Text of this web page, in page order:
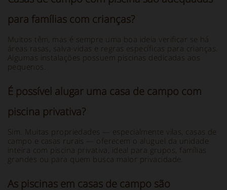
para famílias com crianças?
Muitos têm, mas é sempre uma boa ideia verificar se há
áreas rasas, salva-vidas e regras específicas para crianças.
Algumas instalações possuem piscinas dedicadas aos
pequenos.
É possível alugar uma casa de campo com
piscina privativa?
Sim. Muitas propriedades — especialmente vilas, casas de
campo e casas rurais — oferecem o aluguel da unidade
inteira com piscina privativa, ideal para grupos, famílias
grandes ou para quem busca maior privacidade.
As piscinas em casas de campo são